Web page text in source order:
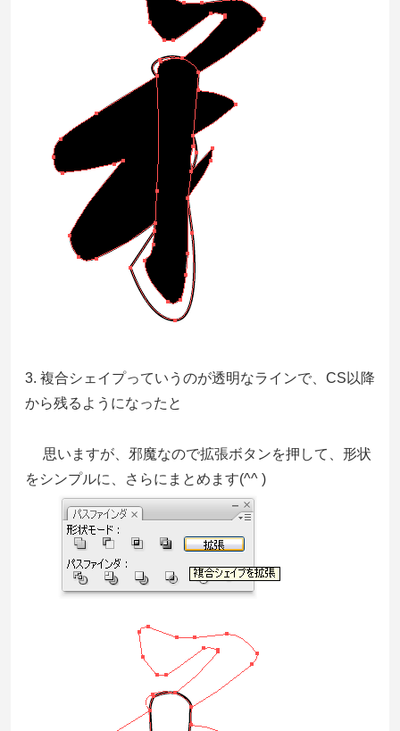
3. 複合シェイプっていうのが透明なラインで、CS以降
から残るようになったと
思いますが、邪魔なので拡張ボタンを押して、形状
をシンプルに、さらにまとめます(^^ )